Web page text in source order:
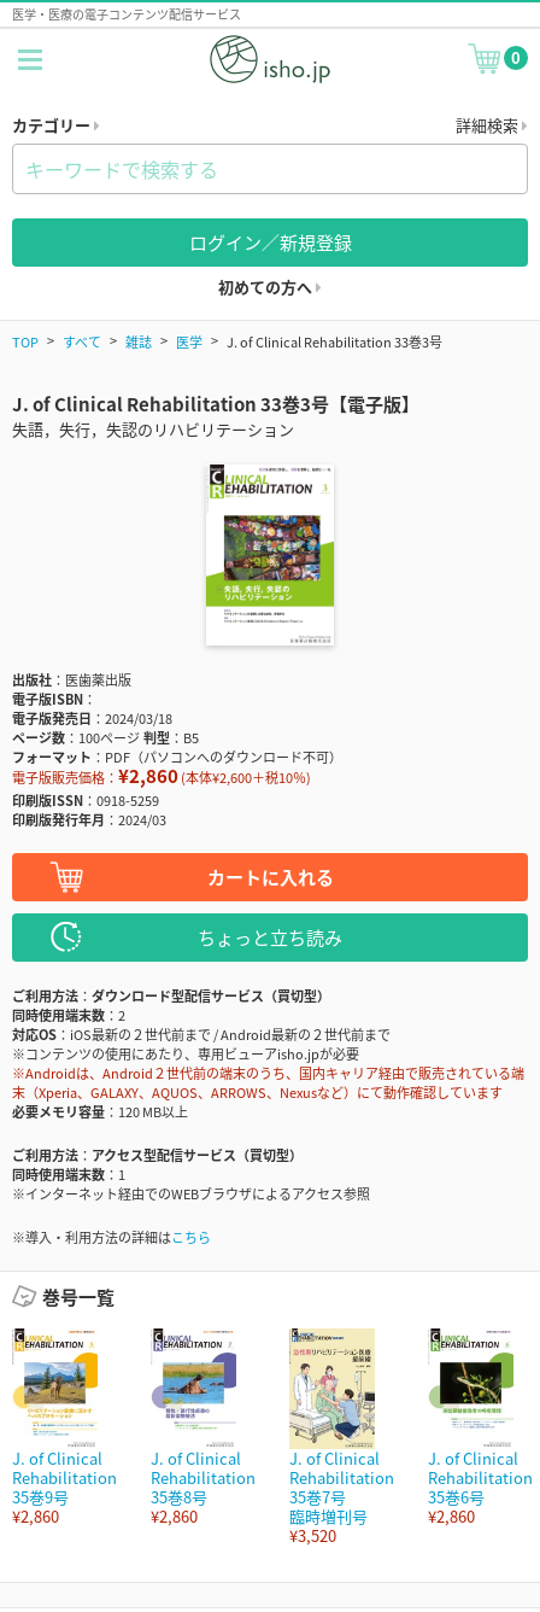
医学・医療の電子コンテンツ配信サービス
0
カテゴリー 詳細検索
ログイン／新規登録
初めての方へ
TOP すべて 雑誌 医学 J. of Clinical Rehabilitation 33巻3号
J. of Clinical Rehabilitation 33巻3号【電子版】
失語，失行，失認のリハビリテーション
出版社
医歯薬出版
電子版ISBN
電子版発売日
2024/03/18
ページ数
100ページ判型
B5
フォーマット
PDF（パソコンへのダウンロード不可）
電子版販売価格： ¥2,860(本体¥2,600＋税10％)
印刷版ISSN
0918-5259
印刷版発行年月
2024/03
カートに入れる
ちょっと立ち読み
ご利用方法
ダウンロード型配信サービス（買切型）
同時使用端末数
2
対応OS
iOS最新の２世代前まで / Android最新の２世代前まで
※コンテンツの使用にあたり、専用ビューアisho.jpが必要
※Androidは、Android２世代前の端末のうち、国内キャリア経由で販売されている端
末（Xperia、GALAXY、AQUOS、ARROWS、Nexusなど）にて動作確認しています
必要メモリ容量
120 MB以上
ご利用方法
アクセス型配信サービス（買切型）
同時使用端末数
1
※インターネット経由でのWEBブラウザによるアクセス参照
※導入・利用方法の詳細はこちら
巻号一覧
J. of Clinical
Rehabilitation
35巻9号
¥2,860
J. of Clinical
Rehabilitation
35巻8号
¥2,860
J. of Clinical
Rehabilitation
35巻7号
臨時増刊号
¥3,520
J. of Clinical
Rehabilitation
35巻6号
¥2,860